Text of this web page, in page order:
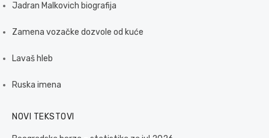
Jadran Malkovich biografija
Zamena vozačke dozvole od kuće
Lavaš hleb
Ruska imena
NOVI TEKSTOVI